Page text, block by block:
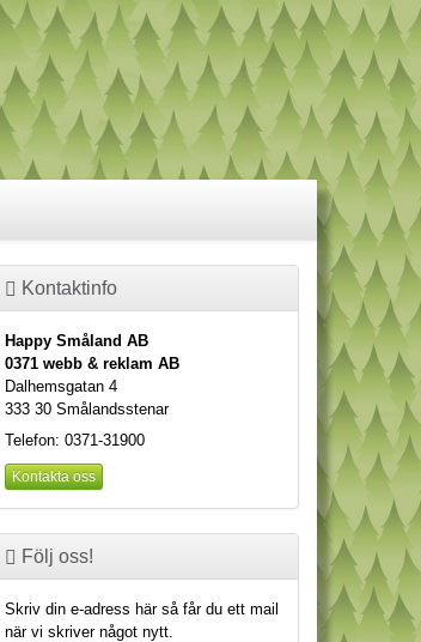
Kontaktinfo
Happy Småland AB
0371 webb & reklam AB
Dalhemsgatan 4
333 30 Smålandsstenar
Telefon: 0371-31900
Kontakta oss
Följ oss!
Skriv din e-adress här så får du ett mail
när vi skriver något nytt.